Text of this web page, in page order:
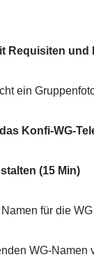
Requisiten und
ein
Konfi-WG-
(15 Min)
für die
WG-Namen